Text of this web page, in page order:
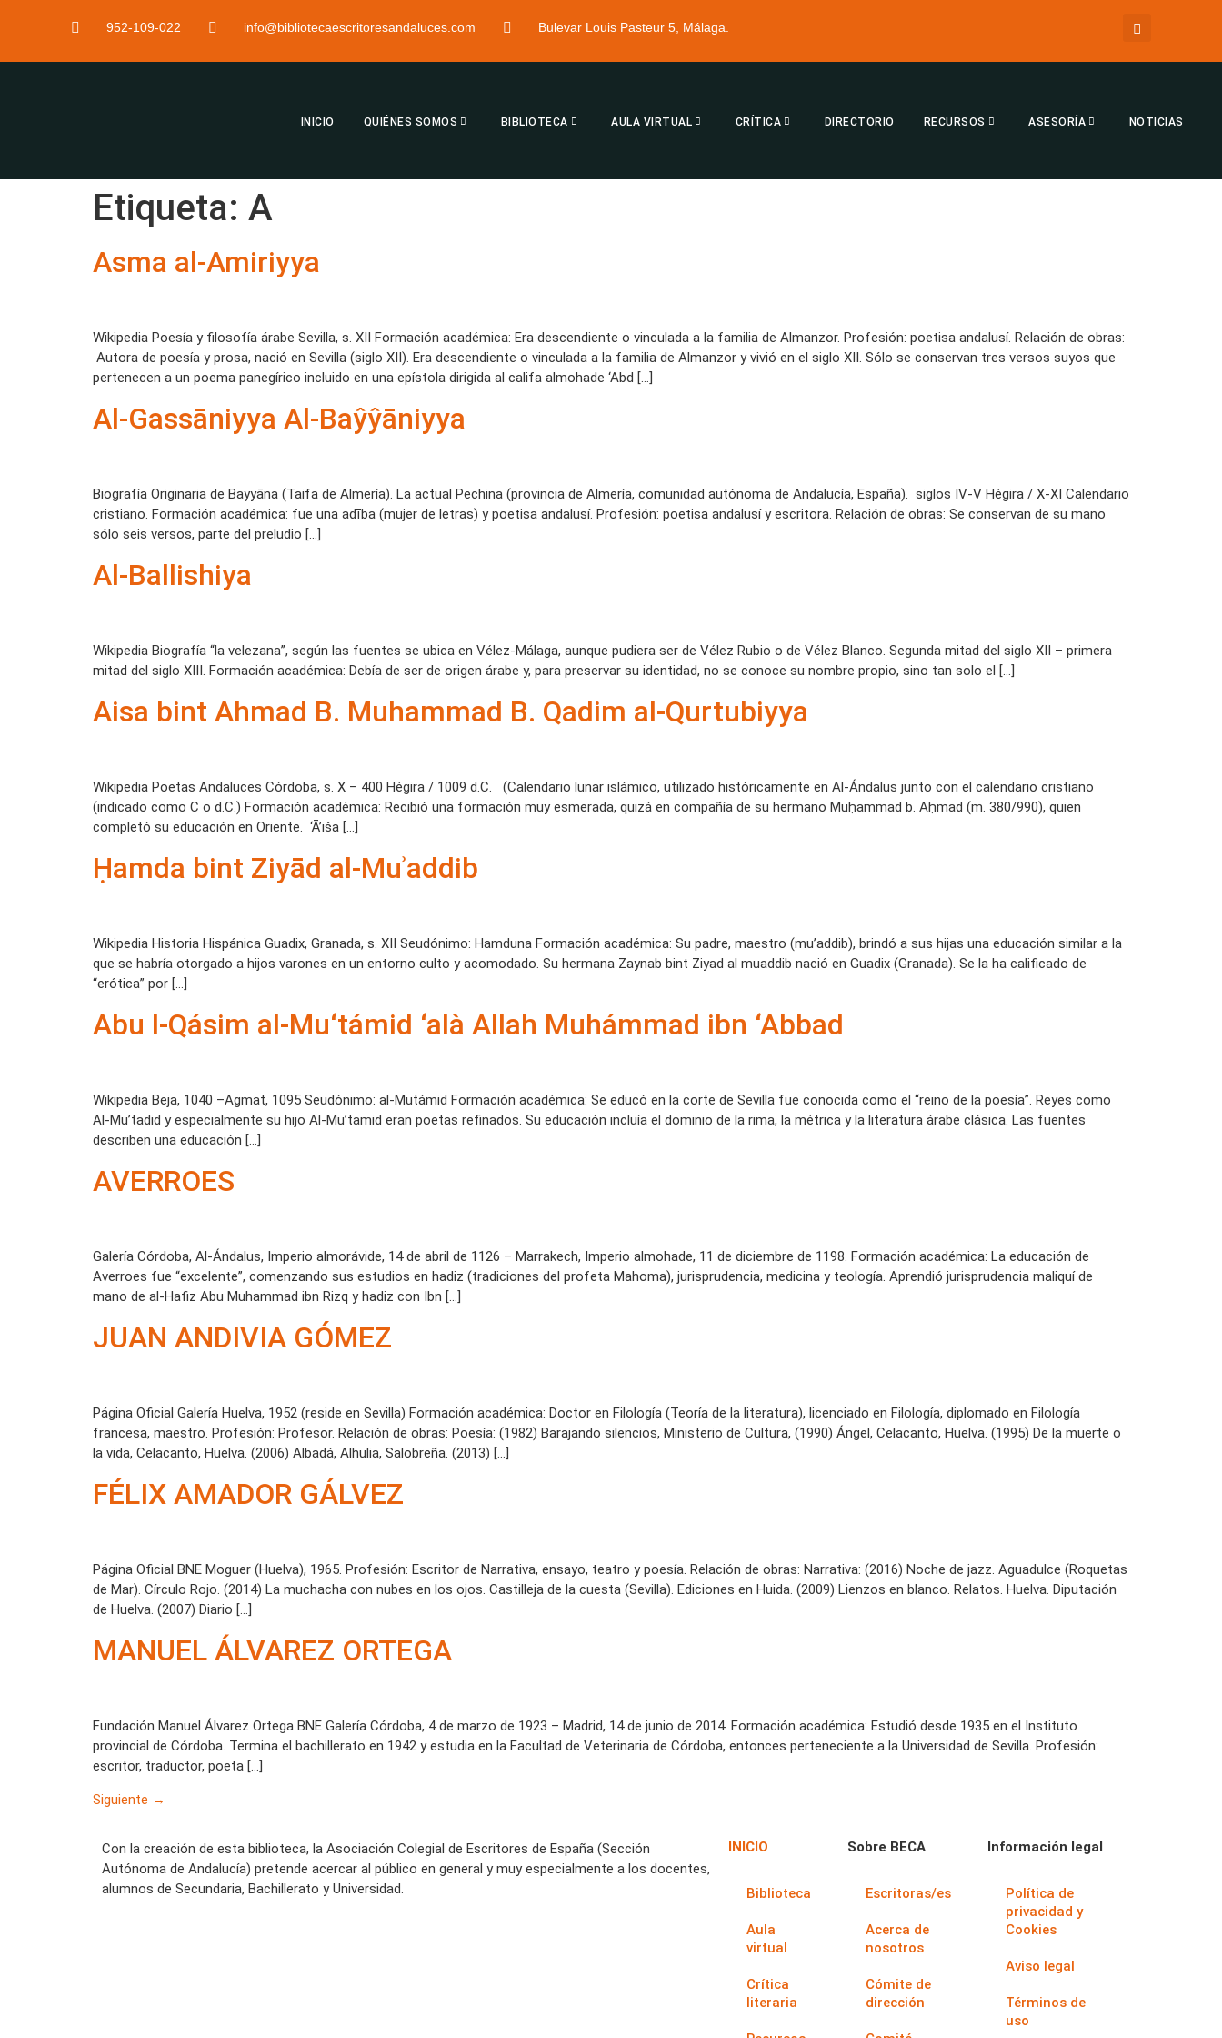
952-109-022 info@bibliotecaescritoresandaluces.com Bulevar Louis Pasteur 5, Málaga.
INICIO QUIÉNES SOMOS BIBLIOTECA AULA VIRTUAL CRÍTICA DIRECTORIO RECURSOS ASESORÍA NOTICIAS
Etiqueta: A
Asma al-Amiriyya
Wikipedia Poesía y filosofía árabe Sevilla, s. XII Formación académica: Era descendiente o vinculada a la familia de Almanzor. Profesión: poetisa andalusí. Relación de obras:
Autora de poesía y prosa, nació en Sevilla (siglo XII). Era descendiente o vinculada a la familia de Almanzor y vivió en el siglo XII. Sólo se conservan tres versos suyos que
pertenecen a un poema panegírico incluido en una epístola dirigida al califa almohade ‘Abd […]
Al-Gassāniyya Al-Baŷŷāniyya
Biografía Originaria de Bayyāna (Taifa de Almería). La actual Pechina (provincia de Almería, comunidad autónoma de Andalucía, España). siglos IV-V Hégira / X-XI Calendario
cristiano. Formación académica: fue una adība (mujer de letras) y poetisa andalusí. Profesión: poetisa andalusí y escritora. Relación de obras: Se conservan de su mano
sólo seis versos, parte del preludio […]
Al-Ballishiya
Wikipedia Biografía “la velezana”, según las fuentes se ubica en Vélez-Málaga, aunque pudiera ser de Vélez Rubio o de Vélez Blanco. Segunda mitad del siglo XII – primera
mitad del siglo XIII. Formación académica: Debía de ser de origen árabe y, para preservar su identidad, no se conoce su nombre propio, sino tan solo el […]
Aisa bint Ahmad B. Muhammad B. Qadim al-Qurtubiyya
Wikipedia Poetas Andaluces Córdoba, s. X – 400 Hégira / 1009 d.C. (Calendario lunar islámico, utilizado históricamente en Al-Ándalus junto con el calendario cristiano
(indicado como C o d.C.) Formación académica: Recibió una formación muy esmerada, quizá en compañía de su hermano Muḥammad b. Aḥmad (m. 380/990), quien
completó su educación en Oriente. ‘Ā’iša […]
Ḥamda bint Ziyād al-Muʾaddib
Wikipedia Historia Hispánica Guadix, Granada, s. XII Seudónimo: Hamduna Formación académica: Su padre, maestro (mu’addib), brindó a sus hijas una educación similar a la
que se habría otorgado a hijos varones en un entorno culto y acomodado. Su hermana Zaynab bint Ziyad al muaddib nació en Guadix (Granada). Se la ha calificado de
“erótica” por […]
Abu l-Qásim al-Mu‘támid ‘alà Allah Muhámmad ibn ‘Abbad
Wikipedia Beja, 1040 –Agmat, 1095 Seudónimo: al-Mutámid Formación académica: Se educó en la corte de Sevilla fue conocida como el “reino de la poesía”. Reyes como
Al-Mu’tadid y especialmente su hijo Al-Mu’tamid eran poetas refinados. Su educación incluía el dominio de la rima, la métrica y la literatura árabe clásica. Las fuentes
describen una educación […]
AVERROES
Galería Córdoba, Al-Ándalus, Imperio almorávide, 14 de abril de 1126 – Marrakech, Imperio almohade, 11 de diciembre de 1198. Formación académica: La educación de
Averroes fue “excelente”, comenzando sus estudios en hadiz (tradiciones del profeta Mahoma), jurisprudencia, medicina y teología. Aprendió jurisprudencia maliquí de
mano de al-Hafiz Abu Muhammad ibn Rizq y hadiz con Ibn […]
JUAN ANDIVIA GÓMEZ
Página Oficial Galería Huelva, 1952 (reside en Sevilla) Formación académica: Doctor en Filología (Teoría de la literatura), licenciado en Filología, diplomado en Filología
francesa, maestro. Profesión: Profesor. Relación de obras: Poesía: (1982) Barajando silencios, Ministerio de Cultura, (1990) Ángel, Celacanto, Huelva. (1995) De la muerte o
la vida, Celacanto, Huelva. (2006) Albadá, Alhulia, Salobreña. (2013) […]
FÉLIX AMADOR GÁLVEZ
Página Oficial BNE Moguer (Huelva), 1965. Profesión: Escritor de Narrativa, ensayo, teatro y poesía. Relación de obras: Narrativa: (2016) Noche de jazz. Aguadulce (Roquetas
de Mar). Círculo Rojo. (2014) La muchacha con nubes en los ojos. Castilleja de la cuesta (Sevilla). Ediciones en Huida. (2009) Lienzos en blanco. Relatos. Huelva. Diputación
de Huelva. (2007) Diario […]
MANUEL ÁLVAREZ ORTEGA
Fundación Manuel Álvarez Ortega BNE Galería Córdoba, 4 de marzo de 1923 – Madrid, 14 de junio de 2014. Formación académica: Estudió desde 1935 en el Instituto
provincial de Córdoba. Termina el bachillerato en 1942 y estudia en la Facultad de Veterinaria de Córdoba, entonces perteneciente a la Universidad de Sevilla. Profesión:
escritor, traductor, poeta […]
Siguiente →
Con la creación de esta biblioteca, la Asociación Colegial de Escritores de España (Sección
Autónoma de Andalucía) pretende acercar al público en general y muy especialmente a los docentes,
alumnos de Secundaria, Bachillerato y Universidad.
INICIO
Biblioteca
Aula
virtual
Crítica
literaria
Sobre BECA
Escritoras/es
Acerca de
nosotros
Cómite de
dirección
Información legal
Política de
privacidad y
Cookies
Aviso legal
Términos de
uso